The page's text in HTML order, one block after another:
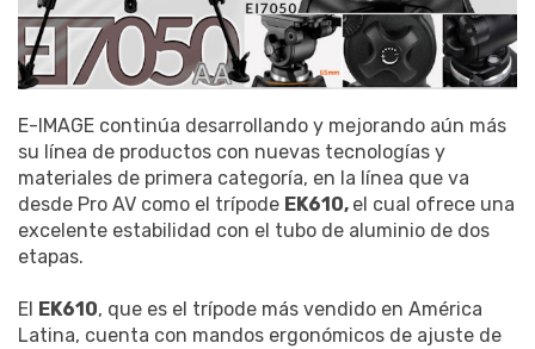
E-IMAGE continúa desarrollando y mejorando aún más
su línea de productos con nuevas tecnologías y
materiales de primera categoría, en la línea que va
desde Pro AV como el trípode EK610, el cual ofrece una
excelente estabilidad con el tubo de aluminio de dos
etapas.
El EK610, que es el trípode más vendido en América
Latina, cuenta con mandos ergonómicos de ajuste de